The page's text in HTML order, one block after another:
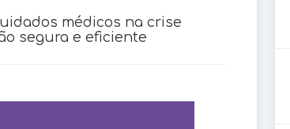
médicos na crise
segura e eficiente